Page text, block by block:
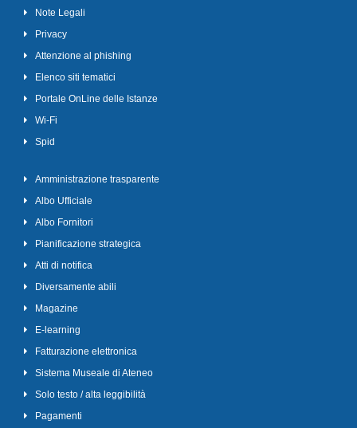
Note Legali
Privacy
Attenzione al phishing
Elenco siti tematici
Portale OnLine delle Istanze
Wi-Fi
Spid
Amministrazione trasparente
Albo Ufficiale
Albo Fornitori
Pianificazione strategica
Atti di notifica
Diversamente abili
Magazine
E-learning
Fatturazione elettronica
Sistema Museale di Ateneo
Solo testo / alta leggibilità
Pagamenti